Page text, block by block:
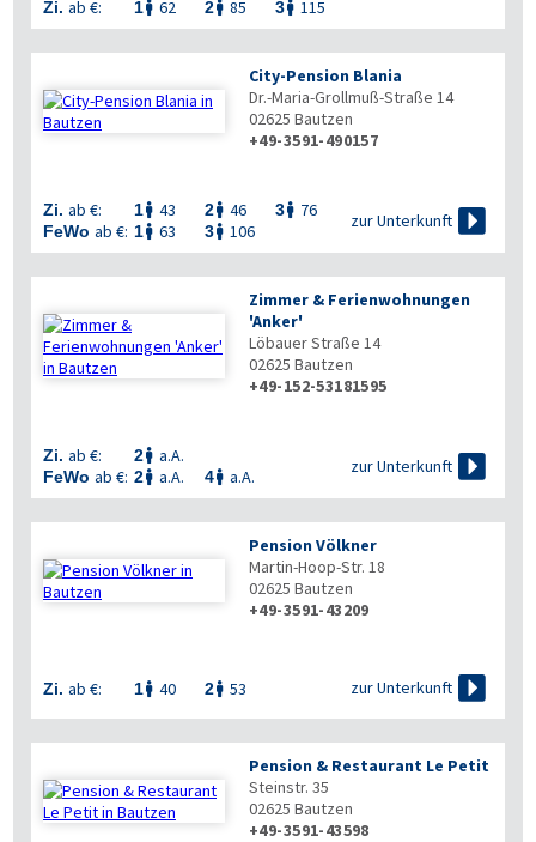
Zi. ab €: 1 62 2 85 3 115
City-Pension Blania
Dr.-Maria-Grollmuß-Straße 14
02625 Bautzen
+49-3591-490157
Zi. ab €: 1 43 2 46 3 76
FeWo ab €: 1 63 3 106
zur Unterkunft 
Zimmer & Ferienwohnungen
'Anker'
Löbauer Straße 14
02625 Bautzen
+49-152-53181595
Zi. ab €: 2 a.A.
FeWo ab €: 2 a.A. 4 a.A.
zur Unterkunft 
Pension Völkner
Martin-Hoop-Str. 18
02625 Bautzen
+49-3591-43209
Zi. ab €: 1 40 2 53 zur Unterkunft 
Pension & Restaurant Le Petit
Steinstr. 35
02625 Bautzen
+49-3591-43598